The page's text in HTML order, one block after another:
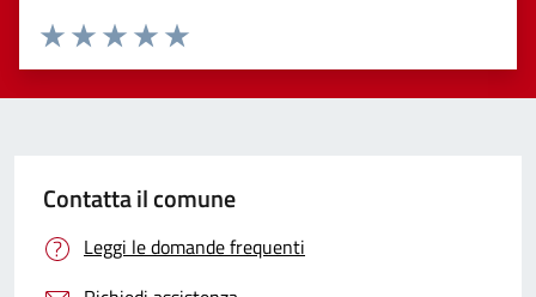
Valuta 5 stelle su 5
Valuta 4 stelle su 5
Valuta 3 stelle su 5
Valuta 2 stelle su 5
Valuta 1 stelle su 5
Contatta il comune
Leggi le domande frequenti